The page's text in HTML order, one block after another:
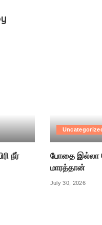
நீர்
போதை இல்லா
மாரத்தான்
July 30, 2026